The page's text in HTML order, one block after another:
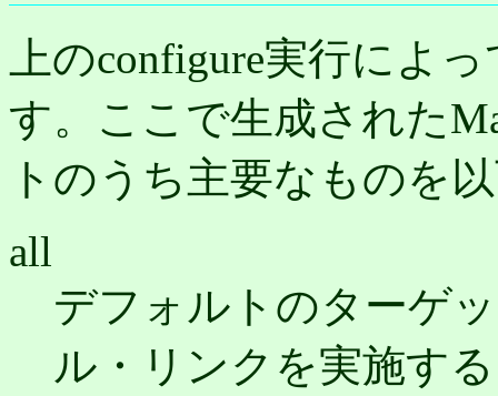
上のconfigure実行によ
す。ここで生成された
トのうち主要なものを
all
デフォルトのターゲ
ル・リンクを実施する